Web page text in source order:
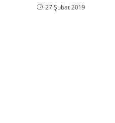
27 Şubat 2019